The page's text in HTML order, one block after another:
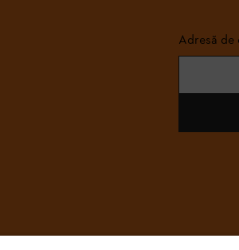
Adresă de